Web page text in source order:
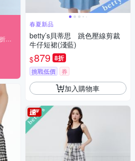
春夏新品
betty’s貝蒂思 跳色壓線剪裁
牛仔短裙(淺藍)
$879 8折
挑戰低價 券
加入購物車